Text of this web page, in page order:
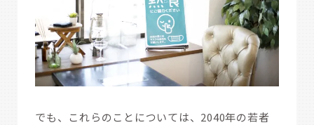
でも、これらのことについては、2040年の若者